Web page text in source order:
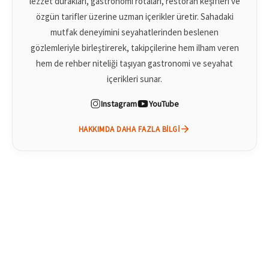
özgün tarifler üzerine uzman içerikler üretir. Sahadaki
mutfak deneyimini seyahatlerinden beslenen
gözlemleriyle birleştirerek, takipçilerine hem ilham veren
hem de rehber niteliği taşıyan gastronomi ve seyahat
içerikleri sunar.
Instagram YouTube
HAKKIMDA DAHA FAZLA BILGI